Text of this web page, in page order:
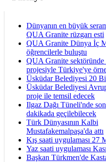
Dünyanın en büyük
QUA Granite rüzgarı esti
QUA Granite Dünya İç
öğrencilerle buluştu
QUA Granite
projesiyle Türkiye'ye
Üsküdar Belediyesi 20
Üsküdar Belediyesi
proje ile temsil edecek
Ilgaz Dağı Tüneli'nde
dakikada geçilebilecek
Türk Dünyasının Kalbi
Mustafakemalpaşa'da attı
Kış saati uygulaması 27
Yaz saati uygulaması
Başkan Türkmen'de